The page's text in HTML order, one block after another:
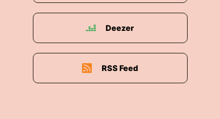
Deezer
RSS Feed